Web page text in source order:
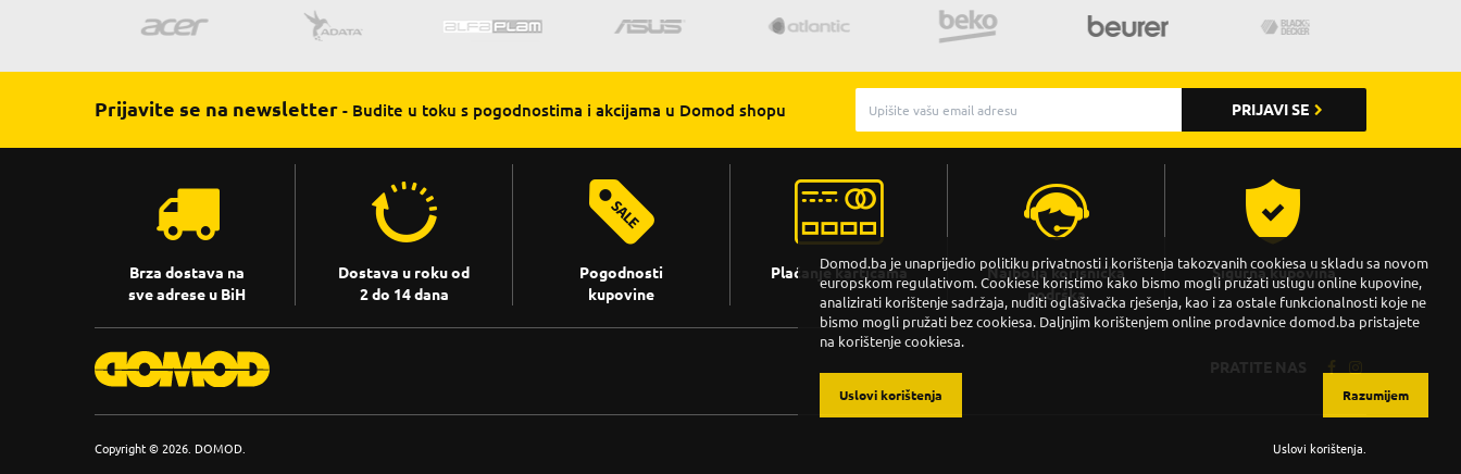
Prijavite se na newsletter - Budite u toku s pogodnostima i akcijama u Domod shopu PRIJAVI SE
Brza dostava na
sve adrese u BiH
Dostava u roku od
2 do 14 dana
Pogodnosti
kupovine
Plaćanje karticama
Najbolja korisnička
podrška
Sigurna kupovina
PRATITE NAS
Copyright © 2026. DOMOD. Uslovi korištenja
Domod.ba je unaprijedio politiku privatnosti i korištenja takozvanih cookiesa u skladu sa novom
europskom regulativom. Cookiese koristimo kako bismo mogli pružati uslugu online kupovine,
analizirati korištenje sadržaja, nuditi oglašivačka rješenja, kao i za ostale funkcionalnosti koje ne
bismo mogli pružati bez cookiesa. Daljnjim korištenjem online prodavnice domod.ba pristajete
na korištenje cookiesa.
Razumijem
Uslovi korištenja